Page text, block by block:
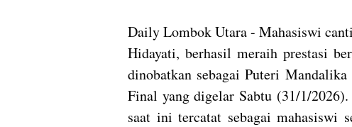
Daily Lombok Utara - Mahasiswi
Hidayati, berhasil meraih prestasi
dinobatkan sebagai Puteri
Final yang digelar Sabtu (31/1/
saat ini tercatat sebagai mahasiswi